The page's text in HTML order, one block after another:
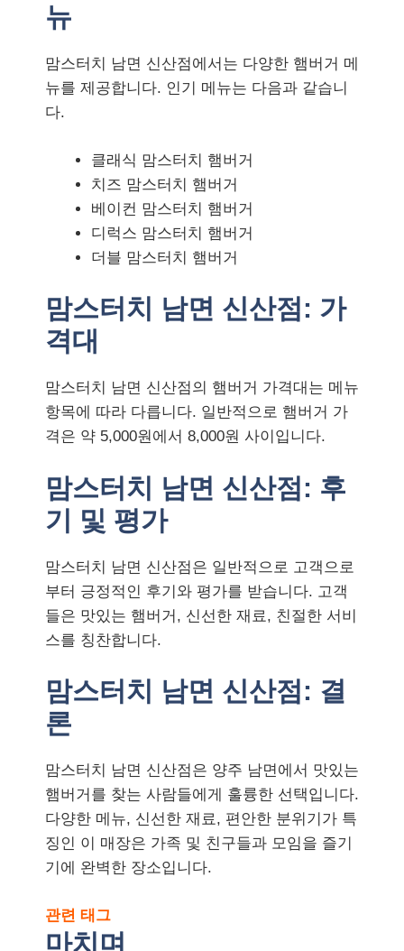
뉴
맘스터치 남면 신산점에서는 다양한 햄버거 메
뉴를 제공합니다. 인기 메뉴는 다음과 같습니
다.
클래식 맘스터치 햄버거
치즈 맘스터치 햄버거
베이컨 맘스터치 햄버거
디럭스 맘스터치 햄버거
더블 맘스터치 햄버거
맘스터치 남면 신산점: 가
격대
맘스터치 남면 신산점의 햄버거 가격대는 메뉴
항목에 따라 다릅니다. 일반적으로 햄버거 가
격은 약 5,000원에서 8,000원 사이입니다.
맘스터치 남면 신산점: 후
기 및 평가
맘스터치 남면 신산점은 일반적으로 고객으로
부터 긍정적인 후기와 평가를 받습니다. 고객
들은 맛있는 햄버거, 신선한 재료, 친절한 서비
스를 칭찬합니다.
맘스터치 남면 신산점: 결
론
맘스터치 남면 신산점은 양주 남면에서 맛있는
햄버거를 찾는 사람들에게 훌륭한 선택입니다.
다양한 메뉴, 신선한 재료, 편안한 분위기가 특
징인 이 매장은 가족 및 친구들과 모임을 즐기
기에 완벽한 장소입니다.
관련 태그
마치며